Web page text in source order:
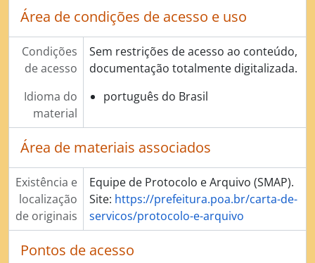
Área de condições de acesso e uso
Condições
de acesso
Sem restrições de acesso ao conteúdo,
documentação totalmente digitalizada.
Idioma do
material
português do Brasil
Área de materiais associados
Existência e
localização
de originais
Equipe de Protocolo e Arquivo (SMAP).
Site: https://prefeitura.poa.br/carta-de-
servicos/protocolo-e-arquivo
Pontos de acesso